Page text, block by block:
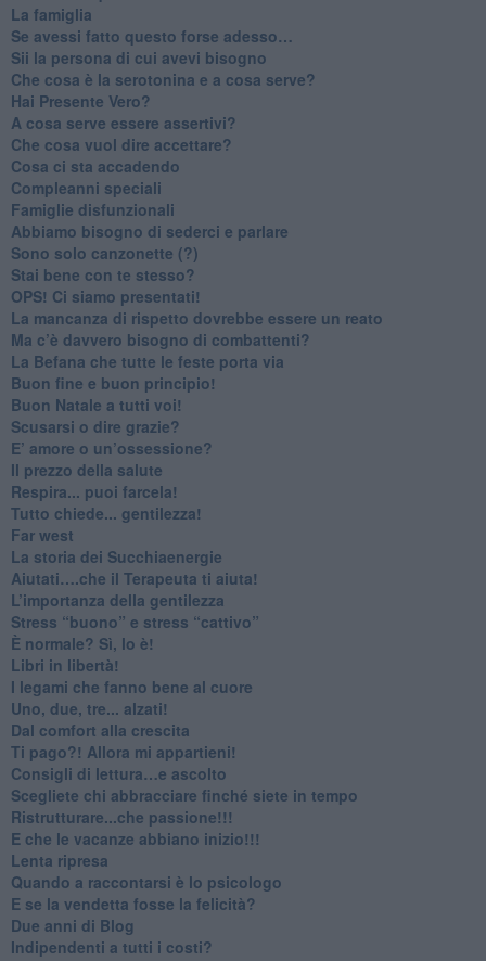
​La famiglia
​Se avessi fatto questo forse adesso…
​Sii la persona di cui avevi bisogno
Che cosa è la serotonina e a cosa serve?
​Hai Presente Vero?
A cosa serve essere assertivi?
​Che cosa vuol dire accettare?
​Cosa ci sta accadendo
​Compleanni speciali
​Famiglie disfunzionali
​Abbiamo bisogno di sederci e parlare
Sono solo canzonette (?)
​Stai bene con te stesso?
​OPS! Ci siamo presentati!
​La mancanza di rispetto dovrebbe essere un reato
​Ma c’è davvero bisogno di combattenti?
​La Befana che tutte le feste porta via
Buon fine e buon principio!
​Buon Natale a tutti voi!
​Scusarsi o dire grazie?
​E’ amore o un’ossessione?
​Il prezzo della salute
​Respira... puoi farcela!
​Tutto chiede... gentilezza!
​Far west
​La storia dei Succhiaenergie
​Aiutati….che il Terapeuta ti aiuta!
​L’importanza della gentilezza
​Stress “buono” e stress “cattivo”
​È normale? Sì, lo è!
​Libri in libertà!
​I legami che fanno bene al cuore
Uno, due, tre... alzati!​
​Dal comfort alla crescita
​Ti pago?! Allora mi appartieni!​
​Consigli di lettura…e ascolto
​Scegliete chi abbracciare finché siete in tempo
​Ristrutturare...che passione!!!
​E che le vacanze abbiano inizio!!!
​Lenta ripresa
​Quando a raccontarsi è lo psicologo
​E se la vendetta fosse la felicità?
​Due anni di Blog
​Indipendenti a tutti i costi?